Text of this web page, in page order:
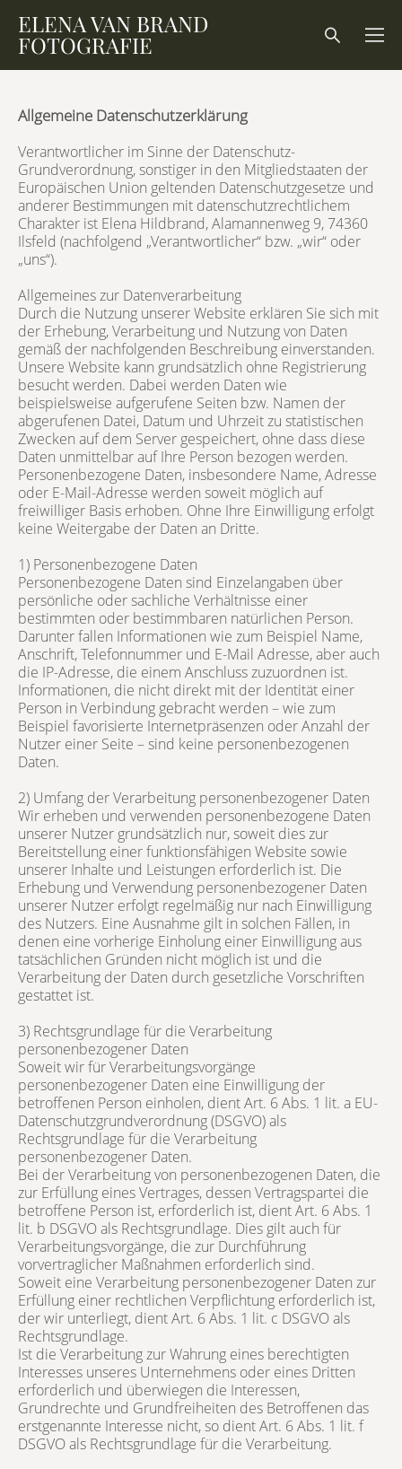
ELENA VAN BRAND
FOTOGRAFIE
Allgemeine Datenschutzerklärung
Verantwortlicher im Sinne der Datenschutz-
Grundverordnung, sonstiger in den Mitgliedstaaten der
Europäischen Union geltenden Datenschutzgesetze und
anderer Bestimmungen mit datenschutzrechtlichem
Charakter ist Elena Hildbrand, Alamannenweg 9, 74360
Ilsfeld (nachfolgend „Verantwortlicher“ bzw. „wir“ oder
„uns“).
Allgemeines zur Datenverarbeitung
Durch die Nutzung unserer Website erklären Sie sich mit
der Erhebung, Verarbeitung und Nutzung von Daten
gemäß der nachfolgenden Beschreibung einverstanden.
Unsere Website kann grundsätzlich ohne Registrierung
besucht werden. Dabei werden Daten wie
beispielsweise aufgerufene Seiten bzw. Namen der
abgerufenen Datei, Datum und Uhrzeit zu statistischen
Zwecken auf dem Server gespeichert, ohne dass diese
Daten unmittelbar auf Ihre Person bezogen werden.
Personenbezogene Daten, insbesondere Name, Adresse
oder E-Mail-Adresse werden soweit möglich auf
freiwilliger Basis erhoben. Ohne Ihre Einwilligung erfolgt
keine Weitergabe der Daten an Dritte.
1) Personenbezogene Daten
Personenbezogene Daten sind Einzelangaben über
persönliche oder sachliche Verhältnisse einer
bestimmten oder bestimmbaren natürlichen Person.
Darunter fallen Informationen wie zum Beispiel Name,
Anschrift, Telefonnummer und E-Mail Adresse, aber auch
die IP-Adresse, die einem Anschluss zuzuordnen ist.
Informationen, die nicht direkt mit der Identität einer
Person in Verbindung gebracht werden – wie zum
Beispiel favorisierte Internetpräsenzen oder Anzahl der
Nutzer einer Seite – sind keine personenbezogenen
Daten.
2) Umfang der Verarbeitung personenbezogener Daten
Wir erheben und verwenden personenbezogene Daten
unserer Nutzer grundsätzlich nur, soweit dies zur
Bereitstellung einer funktionsfähigen Website sowie
unserer Inhalte und Leistungen erforderlich ist. Die
Erhebung und Verwendung personenbezogener Daten
unserer Nutzer erfolgt regelmäßig nur nach Einwilligung
des Nutzers. Eine Ausnahme gilt in solchen Fällen, in
denen eine vorherige Einholung einer Einwilligung aus
tatsächlichen Gründen nicht möglich ist und die
Verarbeitung der Daten durch gesetzliche Vorschriften
gestattet ist.
3) Rechtsgrundlage für die Verarbeitung
personenbezogener Daten
Soweit wir für Verarbeitungsvorgänge
personenbezogener Daten eine Einwilligung der
betroffenen Person einholen, dient Art. 6 Abs. 1 lit. a EU-
Datenschutzgrundverordnung (DSGVO) als
Rechtsgrundlage für die Verarbeitung
personenbezogener Daten.
Bei der Verarbeitung von personenbezogenen Daten, die
zur Erfüllung eines Vertrages, dessen Vertragspartei die
betroffene Person ist, erforderlich ist, dient Art. 6 Abs. 1
lit. b DSGVO als Rechtsgrundlage. Dies gilt auch für
Verarbeitungsvorgänge, die zur Durchführung
vorvertraglicher Maßnahmen erforderlich sind.
Soweit eine Verarbeitung personenbezogener Daten zur
Erfüllung einer rechtlichen Verpflichtung erforderlich ist,
der wir unterliegt, dient Art. 6 Abs. 1 lit. c DSGVO als
Rechtsgrundlage.
Ist die Verarbeitung zur Wahrung eines berechtigten
Interesses unseres Unternehmens oder eines Dritten
erforderlich und überwiegen die Interessen,
Grundrechte und Grundfreiheiten des Betroffenen das
erstgenannte Interesse nicht, so dient Art. 6 Abs. 1 lit. f
DSGVO als Rechtsgrundlage für die Verarbeitung.